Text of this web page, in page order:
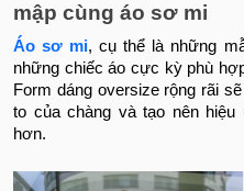
mập cùng áo sơ mi
Áo sơ mi, cụ thể là những
những chiếc áo cực kỳ phù
Form dáng oversize rộng rãi
to của chàng và tạo nên
hơn.